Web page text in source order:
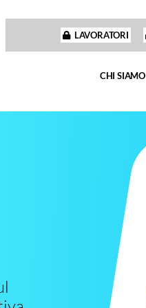
LAVORATORI
CHI SIAMO